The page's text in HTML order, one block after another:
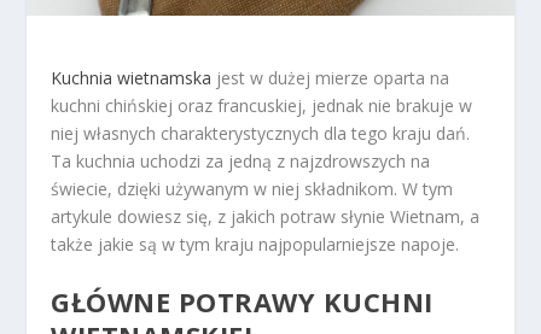
Kuchnia wietnamska jest w dużej mierze oparta na
kuchni chińskiej oraz francuskiej, jednak nie brakuje w
niej własnych charakterystycznych dla tego kraju dań.
Ta kuchnia uchodzi za jedną z najzdrowszych na
świecie, dzięki używanym w niej składnikom. W tym
artykule dowiesz się, z jakich potraw słynie Wietnam, a
także jakie są w tym kraju najpopularniejsze napoje.
GŁÓWNE POTRAWY KUCHNI